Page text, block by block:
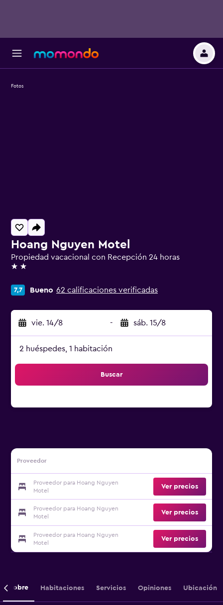
Hoang Nguyen Motel
Propiedad vacacional con Recepción 24 horas
2 estrellas
7,7 Bueno 62 calificaciones verificadas
vie. 14/8 - sáb. 15/8
2 huéspedes, 1 habitación
Buscar
Proveedor
Proveedor para Hoang Nguyen
Motel
Ver precios
Proveedor para Hoang Nguyen
Motel
Ver precios
Proveedor para Hoang Nguyen
Motel
Ver precios
Fotos
Sobre Habitaciones Servicios Opiniones Ubicación